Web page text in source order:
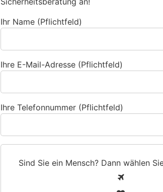
Ihr Name (Pflichtfeld)
Ihre E-Mail-Adresse (Pflichtfeld)
Ihre Telefonnummer (Pflichtfeld)
Sind Sie ein Mensch? Dann wählen